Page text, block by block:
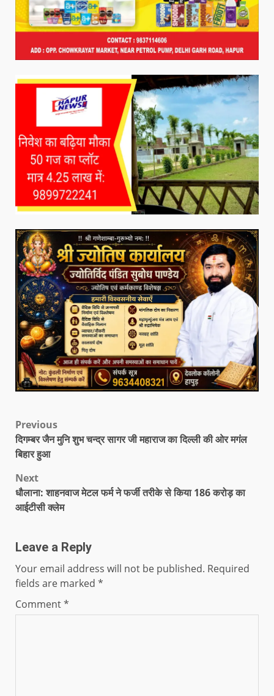
Previous
दिगम्बर जैन मुनि शुभ चन्द्र सागर जी महाराज का दिल्ली की ओर मगंल
बिहार हुआ
Next
धौलाना: शाहनवाज मेटल फर्म ने फर्जी तरीके से किया 186 करोड़ का
आईटीसी क्लेम
Leave a Reply
Your email address will not be published. Required
fields are marked *
Comment*